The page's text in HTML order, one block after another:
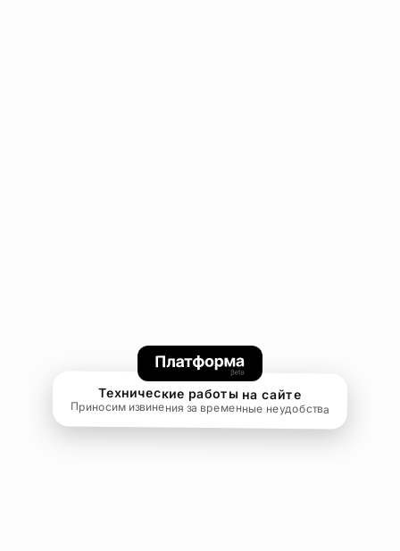
Технические работы на сайте
Приносим извинения за временные неудобства